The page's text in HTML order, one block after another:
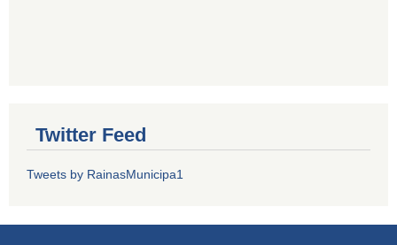
Twitter Feed
Tweets by RainasMunicipa1